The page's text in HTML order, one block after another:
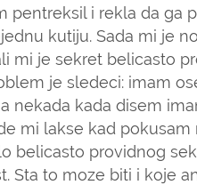
pentreksil i rekla da ga
kutiju. Sada mi je
mi je sekret belicasto
je sledeci: imam
nekada kada disem
mi lakse kad pokusam
belicasto providnog
Sta to moze biti i koje